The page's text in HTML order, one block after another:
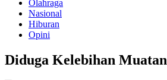
Olahraga
Nasional
Hiburan
Opini
Diduga Kelebihan Muatan